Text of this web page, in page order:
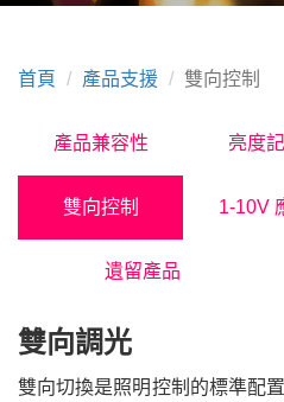
首頁 產品支援 雙向控制
產品兼容性 亮度
雙向控制 1-10V
遺留產品
雙向調光
雙向切換是照明控制的標準配